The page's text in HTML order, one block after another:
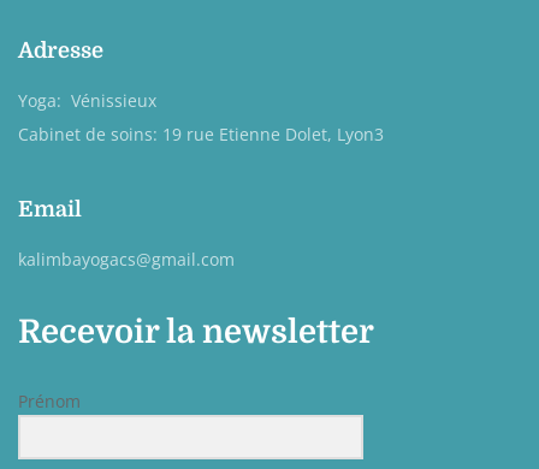
Adresse
Yoga: Vénissieux
Cabinet de soins: 19 rue Etienne Dolet, Lyon3
Email
kalimbayogacs@gmail.com
Recevoir la newsletter
Prénom